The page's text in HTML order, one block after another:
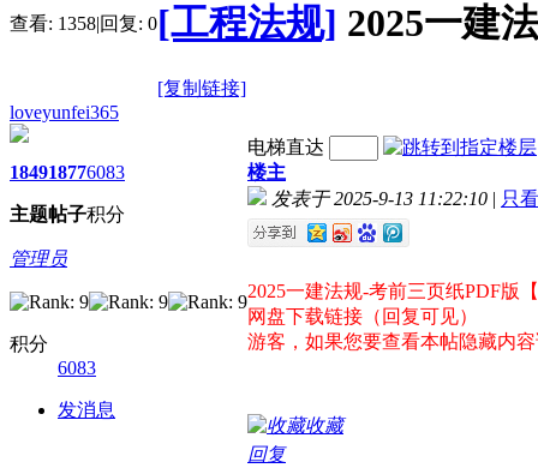
查看: 1358|回复: 0[工程法规] 2025一建
[复制链接]
loveyunfei365
1849
主题
1877
帖子
6083
积分
管理员
积分
6083
发消息
电梯直达
楼主
发表于 2025-9-13 11:22:10 | 只
2025一建法规-考前三页纸PDF版
网盘下载链接（回复可见）
游客，如果您要查看本帖隐藏内
收藏
回复